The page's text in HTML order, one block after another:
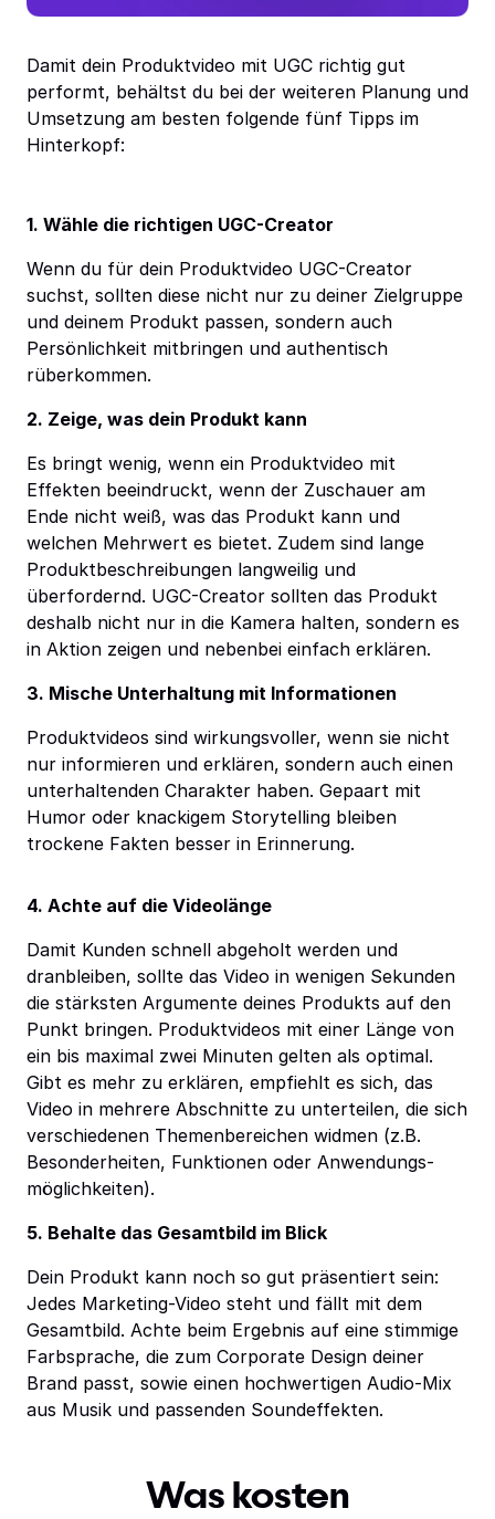
Damit dein Produktvideo mit UGC richtig gut
performt, behältst du bei der weiteren Planung und
Umsetzung am besten folgende fünf Tipps im
Hinterkopf:
1. Wähle die richtigen UGC-Creator
Wenn du für dein Produktvideo UGC-Creator
suchst, sollten diese nicht nur zu deiner Zielgruppe
und deinem Produkt passen, sondern auch
Persönlichkeit mitbringen und authentisch
rüberkommen.
2. Zeige, was dein Produkt kann
Es bringt wenig, wenn ein Produktvideo mit
Effekten beeindruckt, wenn der Zuschauer am
Ende nicht weiß, was das Produkt kann und
welchen Mehrwert es bietet. Zudem sind lange
Produktbeschreibungen langweilig und
überfordernd. UGC-Creator sollten das Produkt
deshalb nicht nur in die Kamera halten, sondern es
in Aktion zeigen und nebenbei einfach erklären.
3. Mische Unterhaltung mit Informationen
Produktvideos sind wirkungsvoller, wenn sie nicht
nur informieren und erklären, sondern auch einen
unterhaltenden Charakter haben. Gepaart mit
Humor oder knackigem Storytelling bleiben
trockene Fakten besser in Erinnerung.
4. Achte auf die Videolänge
Damit Kunden schnell abgeholt werden und
dranbleiben, sollte das Video in wenigen Sekunden
die stärksten Argumente deines Produkts auf den
Punkt bringen. Produktvideos mit einer Länge von
ein bis maximal zwei Minuten gelten als optimal.
Gibt es mehr zu erklären, empfiehlt es sich, das
Video in mehrere Abschnitte zu unterteilen, die sich
verschiedenen Themenbereichen widmen (z.B.
Besonderheiten, Funktionen oder Anwendungs-
möglichkeiten).
5. Behalte das Gesamtbild im Blick
Dein Produkt kann noch so gut präsentiert sein:
Jedes Marketing-Video steht und fällt mit dem
Gesamtbild. Achte beim Ergebnis auf eine stimmige
Farbsprache, die zum Corporate Design deiner
Brand passt, sowie einen hochwertigen Audio-Mix
aus Musik und passenden Soundeffekten.
Was kosten